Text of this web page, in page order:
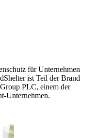
für Unternehmen
ist Teil der Brand
PLC, einem der
Unternehmen.